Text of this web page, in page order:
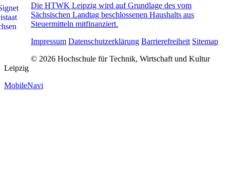
Die HTWK Leipzig wird auf Grundlage des vom
Sächsischen Landtag beschlossenen Haushalts aus
Steuermitteln mitfinanziert.
Impressum Datenschutzerklärung Barrierefreiheit Sitemap
© 2026 Hochschule für Technik, Wirtschaft und Kultur
Leipzig
MobileNavi